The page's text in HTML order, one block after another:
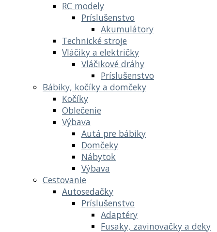
RC modely
Príslušenstvo
Akumulátory
Technické stroje
Vláčiky a električky
Vláčikové dráhy
Príslušenstvo
Bábiky, kočíky a domčeky
Kočíky
Oblečenie
Výbava
Autá pre bábiky
Domčeky
Nábytok
Výbava
Cestovanie
Autosedačky
Príslušenstvo
Adaptéry
Fusaky, zavinovačky a deky